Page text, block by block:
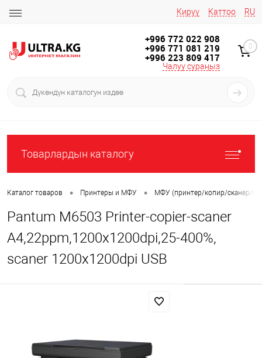
Кирүү Каттоо RU
+996 772 022 908
+996 771 081 219
+996 223 809 417
Чалуу сураңыз
0
Товарлардын каталогу
Каталог товаров • Принтеры и МФУ • МФУ (принтер/копир/сканер/
Pantum M6503 Printer-copier-scaner
A4,22ppm,1200x1200dpi,25-400%,
scaner 1200x1200dpi USB